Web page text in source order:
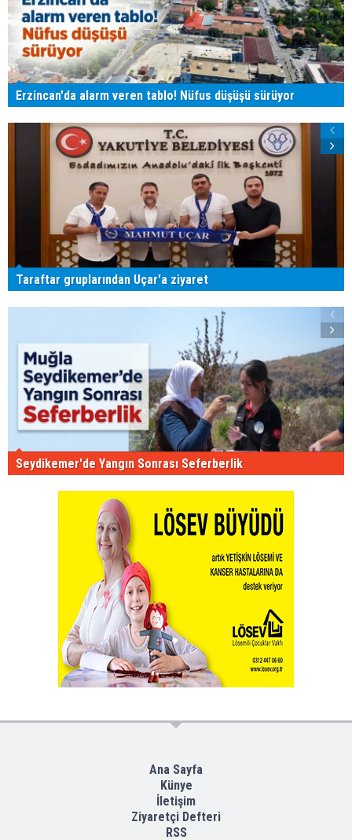
Erzincan'da alarm veren tablo! Nüfus düşüşü sürüyor
Taraftar gruplarından Uçar'a ziyaret
Seydikemer'de Yangın Sonrası Seferberlik
Ana Sayfa
Künye
İletişim
Ziyaretçi Defteri
RSS